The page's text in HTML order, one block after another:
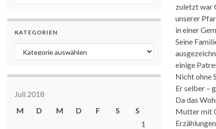
zuletzt war
unserer
in einer
Seine
einige
Nicht ohne
Er selber –
Da das
Mutter mit
KATEGORIEN
Kategorien
Juli 2018
M
D M D F S
S
1